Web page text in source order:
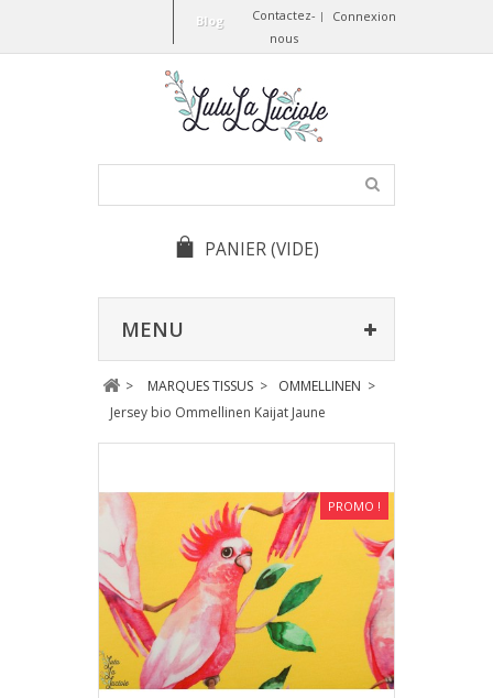
Connexion
Contactez-
nous
Blog
PANIER(VIDE)
MENU
> MARQUES TISSUS > OMMELLINEN >
Jersey bio Ommellinen Kaijat Jaune
PROMO !